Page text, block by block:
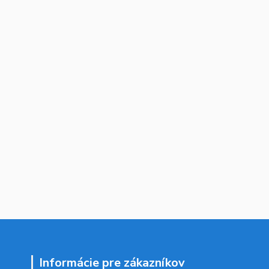
Informácie pre zákazníkov